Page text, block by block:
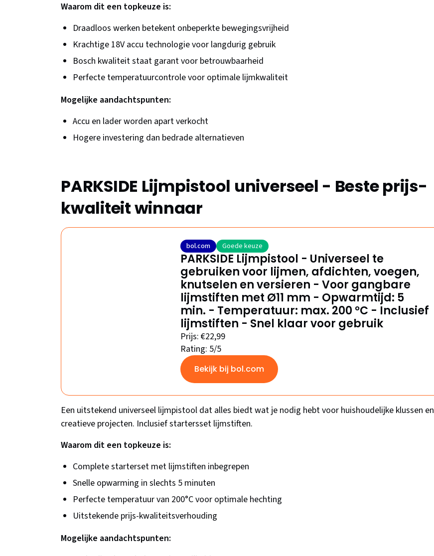
Waarom dit een topkeuze is:
Draadloos werken betekent onbeperkte bewegingsvrijheid
Krachtige 18V accu technologie voor langdurig gebruik
Bosch kwaliteit staat garant voor betrouwbaarheid
Perfecte temperatuurcontrole voor optimale lijmkwaliteit
Mogelijke aandachtspunten:
Accu en lader worden apart verkocht
Hogere investering dan bedrade alternatieven
PARKSIDE Lijmpistool universeel - Beste prijs-
kwaliteit winnaar
bol.com Goede keuze
PARKSIDE Lijmpistool - Universeel te
gebruiken voor lijmen, afdichten, voegen,
knutselen en versieren - Voor gangbare
lijmstiften met Ø11 mm - Opwarmtijd: 5
min. - Temperatuur: max. 200 °C - Inclusief
lijmstiften - Snel klaar voor gebruik
Prijs: €22,99
Rating: 5/5
Bekijk bij bol.com
Een uitstekend universeel lijmpistool dat alles biedt wat je nodig hebt voor huishoudelijke klussen en
creatieve projecten. Inclusief startersset lijmstiften.
Waarom dit een topkeuze is:
Complete starterset met lijmstiften inbegrepen
Snelle opwarming in slechts 5 minuten
Perfecte temperatuur van 200°C voor optimale hechting
Uitstekende prijs-kwaliteitsverhouding
Mogelijke aandachtspunten: